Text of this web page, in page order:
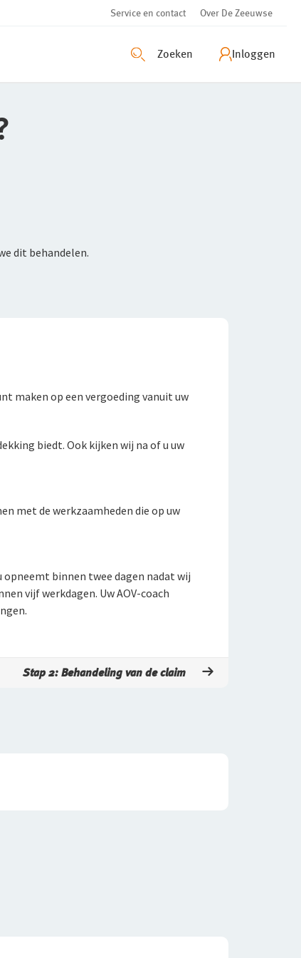
Service en contact Over De Zeeuwse
Zoeken Inloggen
dit behandelen.
maken op een vergoeding vanuit uw
biedt. Ook kijken wij na of u uw
met de werkzaamheden die op uw
binnen twee dagen nadat wij
vijf werkdagen. Uw AOV-coach
Stap 2: Behandeling van de claim